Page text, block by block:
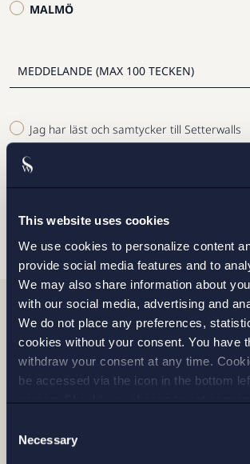
This website uses cookies
We use cookies to personalize content
provide social media features and to
We may also share information about
with our social media, advertising and
We do not place any preferences,
cookies without your consent. You have
withdraw your consent at any time.
be accessed via the icon in the bottom
screen. Should you choose to not
andprivacy policy
for more details on
Selection
Necessary
MALMÖ
Jag har läst och samtycker till Setterwalls
Relaterade